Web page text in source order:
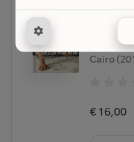
Midali
Cairo
€ 16,00